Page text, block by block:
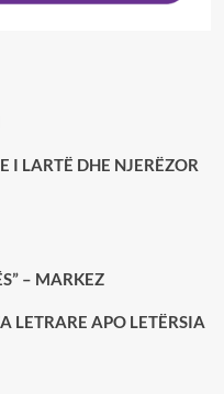
I LARTË DHE NJERËZOR
– MARKEZ
LETRARE APO LETËRSIA